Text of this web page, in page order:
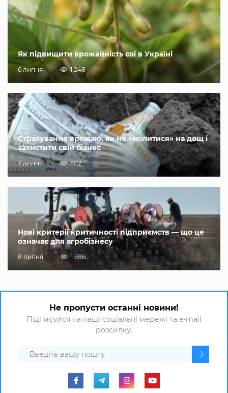
Як підвищити врожайність сої в Україні
6 липня 1 248
Страхування врожаю, як не «молитися» на дощ і
захистити свій бізнес
7 липня 502
Нові критерії критичності підприємств — що це
означає для агробізнесу
8 липня 1 586
Не пропусти останні новини!
Підписуйся на наші соціальні мережі та e-mail
розсилку.